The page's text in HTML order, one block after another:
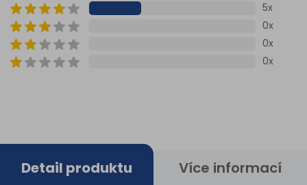
5x
0x
0x
0x
Detail produktu
Více informací